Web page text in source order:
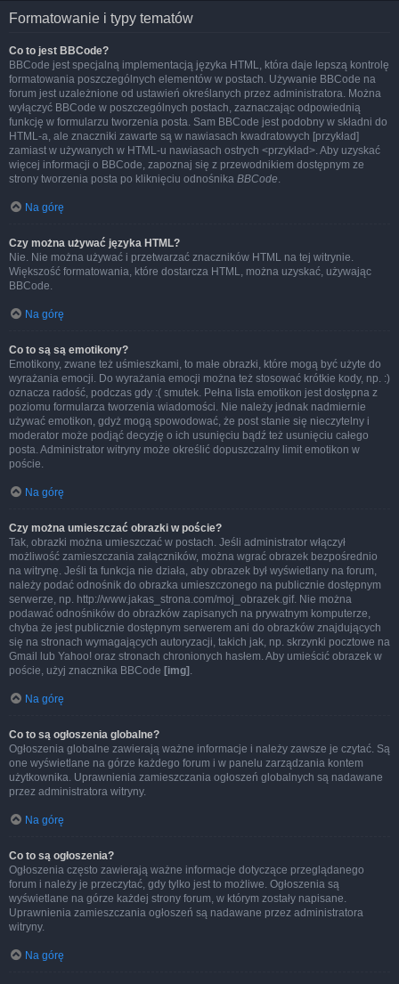
Formatowanie i typy tematów
Co to jest BBCode?
BBCode jest specjalną implementacją języka HTML, która daje lepszą kontrolę
formatowania poszczególnych elementów w postach. Używanie BBCode na
forum jest uzależnione od ustawień określanych przez administratora. Można
wyłączyć BBCode w poszczególnych postach, zaznaczając odpowiednią
funkcję w formularzu tworzenia posta. Sam BBCode jest podobny w składni do
HTML-a, ale znaczniki zawarte są w nawiasach kwadratowych [przykład]
zamiast w używanych w HTML-u nawiasach ostrych <przykład>. Aby uzyskać
więcej informacji o BBCode, zapoznaj się z przewodnikiem dostępnym ze
strony tworzenia posta po kliknięciu odnośnika BBCode.
Na górę
Czy można używać języka HTML?
Nie. Nie można używać i przetwarzać znaczników HTML na tej witrynie.
Większość formatowania, które dostarcza HTML, można uzyskać, używając
BBCode.
Na górę
Co to są są emotikony?
Emotikony, zwane też uśmieszkami, to małe obrazki, które mogą być użyte do
wyrażania emocji. Do wyrażania emocji można też stosować krótkie kody, np. :)
oznacza radość, podczas gdy :( smutek. Pełna lista emotikon jest dostępna z
poziomu formularza tworzenia wiadomości. Nie należy jednak nadmiernie
używać emotikon, gdyż mogą spowodować, że post stanie się nieczytelny i
moderator może podjąć decyzję o ich usunięciu bądź też usunięciu całego
posta. Administrator witryny może określić dopuszczalny limit emotikon w
poście.
Na górę
Czy można umieszczać obrazki w poście?
Tak, obrazki można umieszczać w postach. Jeśli administrator włączył
możliwość zamieszczania załączników, można wgrać obrazek bezpośrednio
na witrynę. Jeśli ta funkcja nie działa, aby obrazek był wyświetlany na forum,
należy podać odnośnik do obrazka umieszczonego na publicznie dostępnym
serwerze, np. http://www.jakas_strona.com/moj_obrazek.gif. Nie można
podawać odnośników do obrazków zapisanych na prywatnym komputerze,
chyba że jest publicznie dostępnym serwerem ani do obrazków znajdujących
się na stronach wymagających autoryzacji, takich jak, np. skrzynki pocztowe na
Gmail lub Yahoo! oraz stronach chronionych hasłem. Aby umieścić obrazek w
poście, użyj znacznika BBCode [img] .
Na górę
Co to są ogłoszenia globalne?
Ogłoszenia globalne zawierają ważne informacje i należy zawsze je czytać. Są
one wyświetlane na górze każdego forum i w panelu zarządzania kontem
użytkownika. Uprawnienia zamieszczania ogłoszeń globalnych są nadawane
przez administratora witryny.
Na górę
Co to są ogłoszenia?
Ogłoszenia często zawierają ważne informacje dotyczące przeglądanego
forum i należy je przeczytać, gdy tylko jest to możliwe. Ogłoszenia są
wyświetlane na górze każdej strony forum, w którym zostały napisane.
Uprawnienia zamieszczania ogłoszeń są nadawane przez administratora
witryny.
Na górę